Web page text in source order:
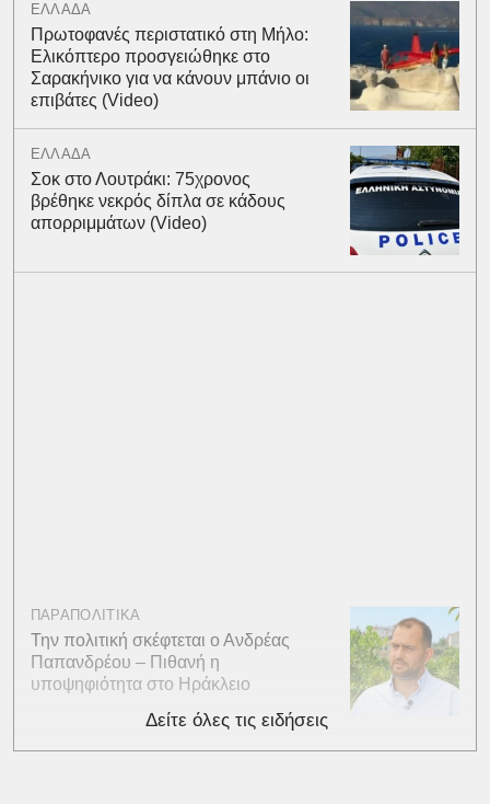
ΕΛΛΑΔΑ
Πρωτοφανές περιστατικό στη Μήλο:
Ελικόπτερο προσγειώθηκε στο
Σαρακήνικο για να κάνουν μπάνιο οι
επιβάτες (Video)
ΕΛΛΑΔΑ
Σοκ στο Λουτράκι: 75χρονος
βρέθηκε νεκρός δίπλα σε κάδους
απορριμμάτων (Video)
ΠΑΡΑΠΟΛΙΤΙΚΑ
Την πολιτική σκέφτεται ο Ανδρέας
Παπανδρέου – Πιθανή η
υποψηφιότητα στο Ηράκλειο
Δείτε όλες τις ειδήσεις